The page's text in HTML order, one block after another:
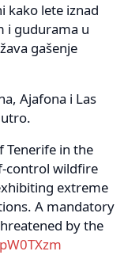
kako lete iznad
i gudurama u
gašenje
Ajafona i Las
Tenerife in the
control wildfire
extreme
A mandatory
by the